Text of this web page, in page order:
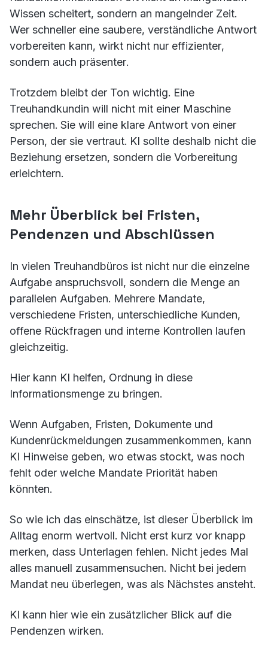
Wissen scheitert, sondern an mangelnder Zeit.
Wer schneller eine saubere, verständliche Antwort
vorbereiten kann, wirkt nicht nur effizienter,
sondern auch präsenter.
Trotzdem bleibt der Ton wichtig. Eine
Treuhandkundin will nicht mit einer Maschine
sprechen. Sie will eine klare Antwort von einer
Person, der sie vertraut. KI sollte deshalb nicht die
Beziehung ersetzen, sondern die Vorbereitung
erleichtern.
Mehr Überblick bei Fristen,
Pendenzen und Abschlüssen
In vielen Treuhandbüros ist nicht nur die einzelne
Aufgabe anspruchsvoll, sondern die Menge an
parallelen Aufgaben. Mehrere Mandate,
verschiedene Fristen, unterschiedliche Kunden,
offene Rückfragen und interne Kontrollen laufen
gleichzeitig.
Hier kann KI helfen, Ordnung in diese
Informationsmenge zu bringen.
Wenn Aufgaben, Fristen, Dokumente und
Kundenrückmeldungen zusammenkommen, kann
KI Hinweise geben, wo etwas stockt, was noch
fehlt oder welche Mandate Priorität haben
könnten.
So wie ich das einschätze, ist dieser Überblick im
Alltag enorm wertvoll. Nicht erst kurz vor knapp
merken, dass Unterlagen fehlen. Nicht jedes Mal
alles manuell zusammensuchen. Nicht bei jedem
Mandat neu überlegen, was als Nächstes ansteht.
KI kann hier wie ein zusätzlicher Blick auf die
Pendenzen wirken.